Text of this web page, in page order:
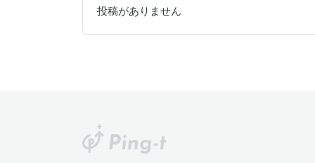
投稿がありません